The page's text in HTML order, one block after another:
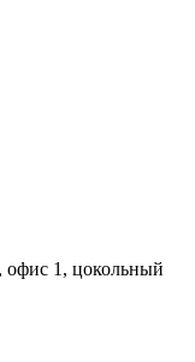
офис 1, цокольный